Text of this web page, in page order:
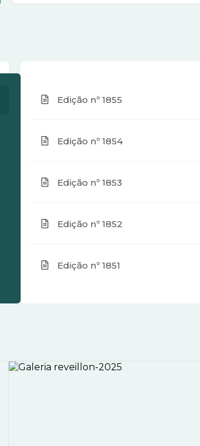
Edição nº 1855
Edição nº 1854
Edição nº 1853
Edição nº 1852
Edição nº 1851